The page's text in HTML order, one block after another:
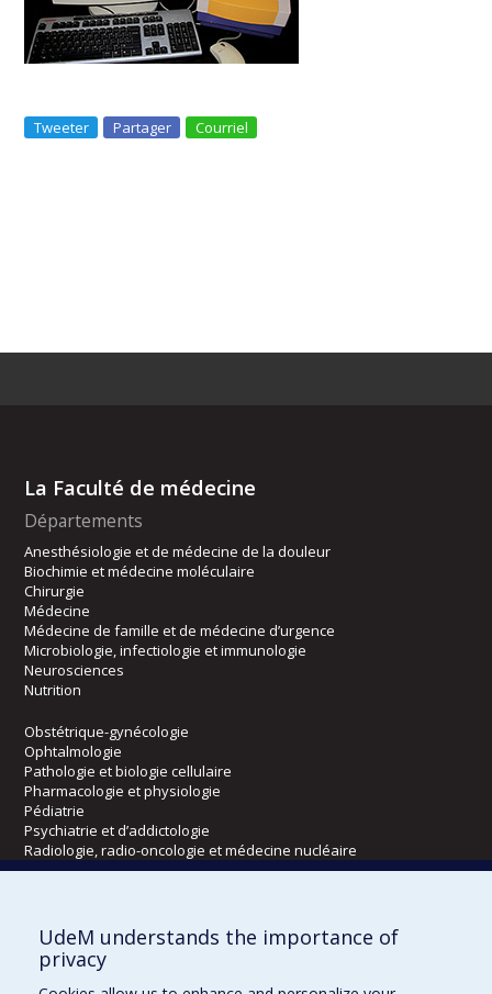
Tweeter Partager Courriel
La Faculté de médecine
Départements
Anesthésiologie et de médecine de la douleur
Biochimie et médecine moléculaire
Chirurgie
Médecine
Médecine de famille et de médecine d’urgence
Microbiologie, infectiologie et immunologie
Neurosciences
Nutrition
Obstétrique-gynécologie
Ophtalmologie
Pathologie et biologie cellulaire
Pharmacologie et physiologie
Pédiatrie
Psychiatrie et d’addictologie
Radiologie, radio-oncologie et médecine nucléaire
Écoles
Kinésiologie et des sciences de l’activité physique
Orthophonie et audiologie
UdeM understands the importance of
privacy